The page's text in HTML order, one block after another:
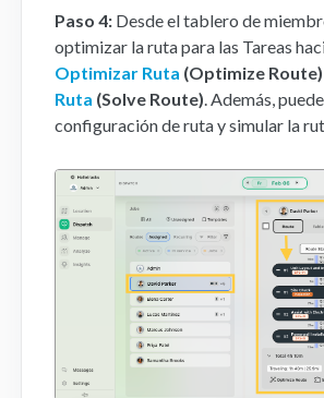
Paso 4: Desde el tablero de
optimizar la ruta para las Tareas
Optimizar Ruta (Optimize Route)
Ruta (Solve Route). Además,
configuración de ruta y simular la